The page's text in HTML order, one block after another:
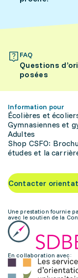
FAQ
Questions
posées
Information pour
Écolières et
Gymnasiennes et
Adultes
Shop CSFO:
études et la
Contacter
Une prestation fournie
avec le soutien de la
En collaboration avec: